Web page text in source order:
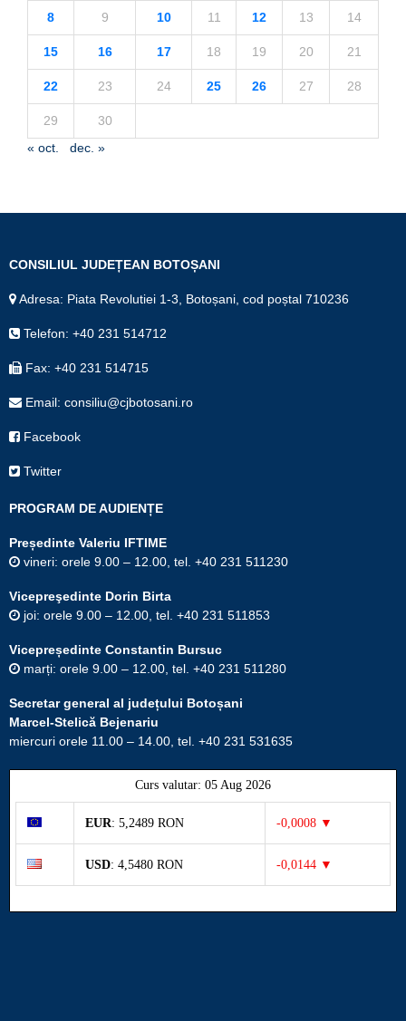
8 9 10 11 12 13 14
15 16 17 18 19 20 21
22 23 24 25 26 27 28
29
30
« oct.
dec. »
CONSILIUL JUDEȚEAN BOTOȘANI
Adresa: Piata Revolutiei 1-3, Botoșani, cod poștal 710236
Telefon: +40 231 514712
Fax: +40 231 514715
Email: consiliu@cjbotosani.ro
Facebook
Twitter
PROGRAM DE AUDIENȚE
Președinte Valeriu IFTIME
vineri: orele 9.00 – 12.00, tel. +40 231 511230
Vicepreşedinte Dorin Birta
joi: orele 9.00 – 12.00, tel. +40 231 511853
Vicepreședinte Constantin Bursuc
marți: orele 9.00 – 12.00, tel. +40 231 511280
Secretar general al județului Botoșani
Marcel-Stelică Bejenariu
miercuri orele 11.00 – 14.00, tel. +40 231 531635
Curs valutar: 05 Aug 2026
EUR: 5,2489 RON -0,0008 ▼
USD: 4,5480 RON -0,0144 ▼